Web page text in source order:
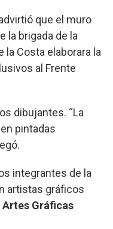
que el muro
la brigada de la
la Costa elaborara la
al Frente
dibujantes. “La
pintadas
integrantes de la
artistas gráficos
Gráficas